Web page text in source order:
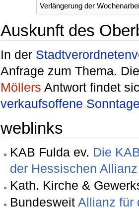
Verlängerung der
Auskunft des
In der
Anfrage zum Thema.
Möllers Antwort findet
verkaufsoffene
weblinks
KAB Fulda ev. Die
der Hessischen
Kath. Kirche &
Bundesweit Allianz für